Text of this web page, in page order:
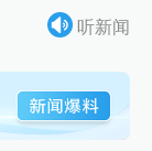
听新闻